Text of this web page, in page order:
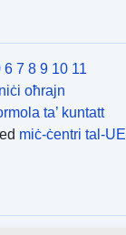
6 7 8 9 10 11
oħrajn
ta’ kuntatt
miċ-ċentri tal-UE